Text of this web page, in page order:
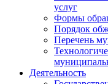
услуг
Формы
Порядок
Перечень
Деятельность